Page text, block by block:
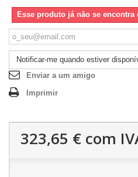
Esse produto já não se encontra
Notificar-me quando estiver
Enviar a um amigo
Imprimir
323,65 € com